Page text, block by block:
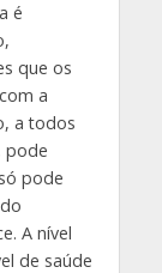
é
que os
a
a todos
pode
pode
A nível
de saúde